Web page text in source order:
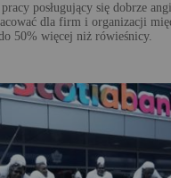
posługujący się dobrze
dla firm i organizacji
50% więcej niż rówieśnicy.